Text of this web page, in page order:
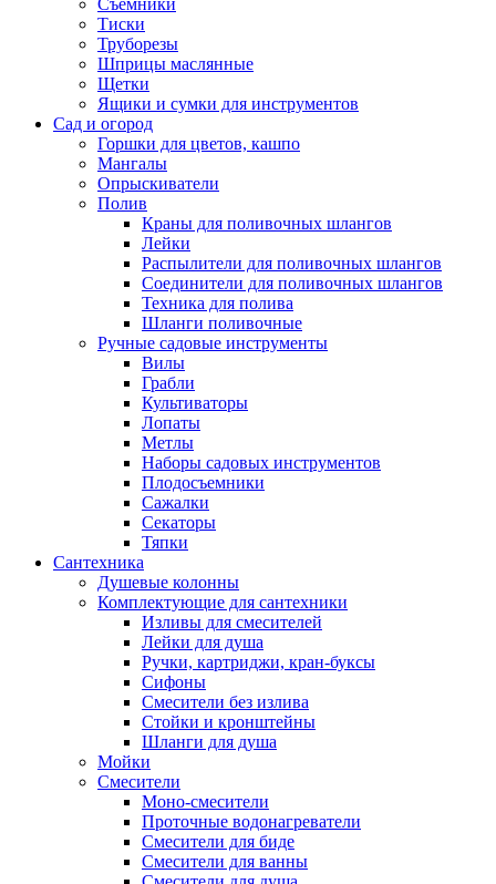
Съемники
Тиски
Труборезы
Шприцы маслянные
Щетки
Ящики и сумки для инструментов
Сад и огород
Горшки для цветов, кашпо
Мангалы
Опрыскиватели
Полив
Краны для поливочных шлангов
Лейки
Распылители для поливочных шлангов
Соединители для поливочных шлангов
Техника для полива
Шланги поливочные
Ручные садовые инструменты
Вилы
Грабли
Культиваторы
Лопаты
Метлы
Наборы садовых инструментов
Плодосъемники
Сажалки
Секаторы
Тяпки
Сантехника
Душевые колонны
Комплектующие для сантехники
Изливы для смесителей
Лейки для душа
Ручки, картриджи, кран-буксы
Сифоны
Смесители без излива
Стойки и кронштейны
Шланги для душа
Мойки
Смесители
Моно-смесители
Проточные водонагреватели
Смесители для биде
Смесители для ванны